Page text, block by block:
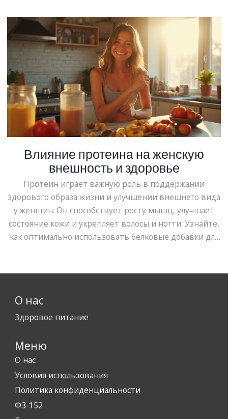
Влияние протеина на женскую
внешность и здоровье
Протеин играет важную роль в поддержании
здорового образа жизни и улучшении внешнего вида
у женщин. Он способствует росту мышц, улучшает
состояние кожи и укрепляет волосы и ногти. Узнайте,
как оптимально использовать белковые добавки для
безопасному включению в ежедневный рацион.
О нас
Здоровое питание
Меню
О нас
Условия использования
Политика конфиденциальности
ФЗ-152